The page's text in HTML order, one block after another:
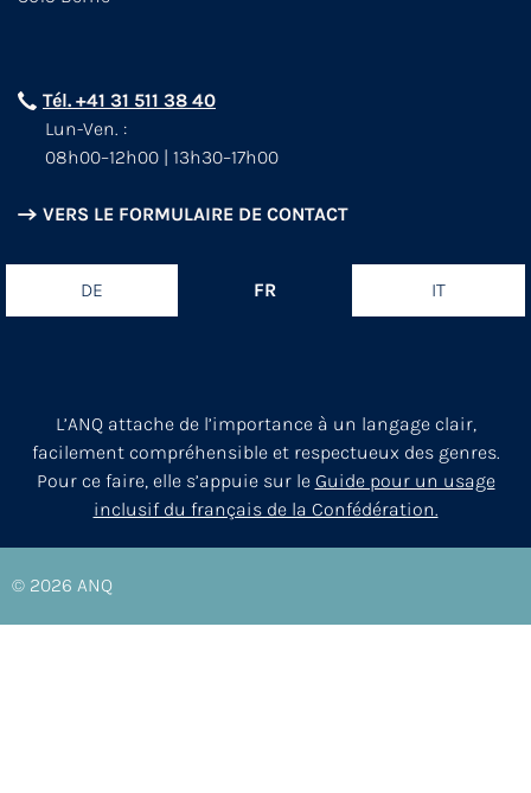
Tél. +41 31 511 38 40
Lun-Ven. :
08h00–12h00 | 13h30–17h00
VERS LE FORMULAIRE DE CONTACT
DE FR IT
L’ANQ attache de l’importance à un langage clair,
facilement compréhensible et respectueux des genres.
Pour ce faire, elle s’appuie sur le Guide pour un usage
inclusif du français de la Confédération.
© 2026 ANQ